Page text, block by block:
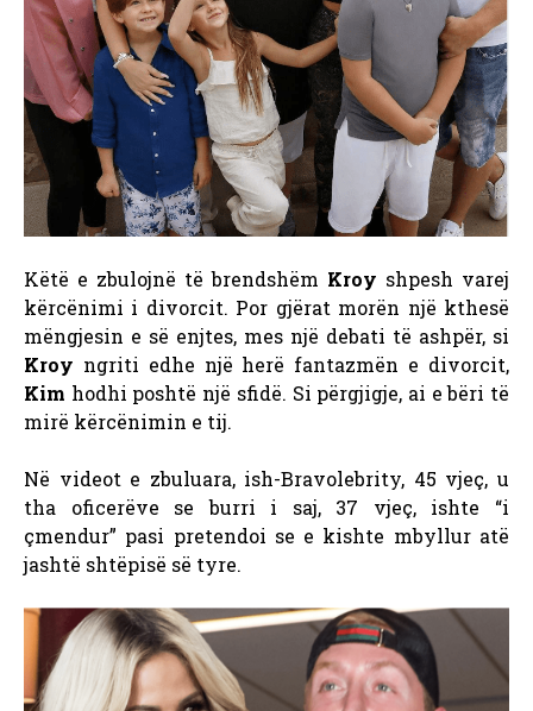
Këtë e zbulojnë të brendshëm Kroy shpesh varej
kërcënimi i divorcit. Por gjërat morën një kthesë
mëngjesin e së enjtes, mes një debati të ashpër, si
Kroy ngriti edhe një herë fantazmën e divorcit,
Kim hodhi poshtë një sfidë. Si përgjigje, ai e bëri të
mirë kërcënimin e tij.
Në videot e zbuluara, ish-Bravolebrity, 45 vjeç, u
tha oficerëve se burri i saj, 37 vjeç, ishte “i
çmendur” pasi pretendoi se e kishte mbyllur atë
jashtë shtëpisë së tyre.